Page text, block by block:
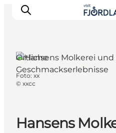
Städte & Orte
Unterkünfte
Hansens
Örtliche
Geschmackserlebnisse
Foto: xx
© xxcc